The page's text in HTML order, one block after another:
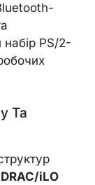
PS/2-
Та
iLO